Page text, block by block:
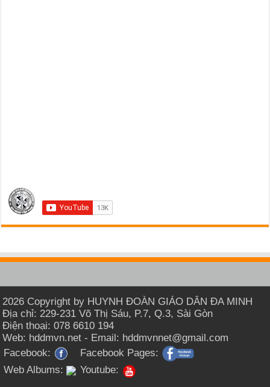
2026 Copyright by HUYNH ĐOÀN GIÁO DÂN ĐA MINH
Địa chỉ: 229-231 Võ Thị Sáu, P.7, Q.3, Sài Gòn
Điện thoại: 078 6610 194
Web: hddmvn.net - Email: hddmvnnet@gmail.com
Facebook:
Facebook Pages:
Web Albums:
Youtube: